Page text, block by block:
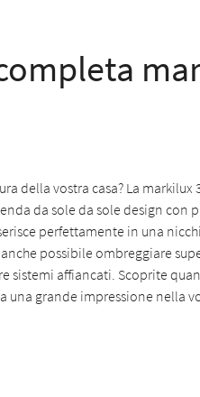
della vostra casa? La markilux
da sole da sole design con
perfettamente in una
possibile ombreggiare
sistemi affiancati. Scoprite
una grande impressione nella